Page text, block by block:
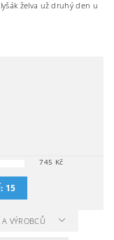
želva už druhý den u
745 Kč
15
VÝROBCŮ